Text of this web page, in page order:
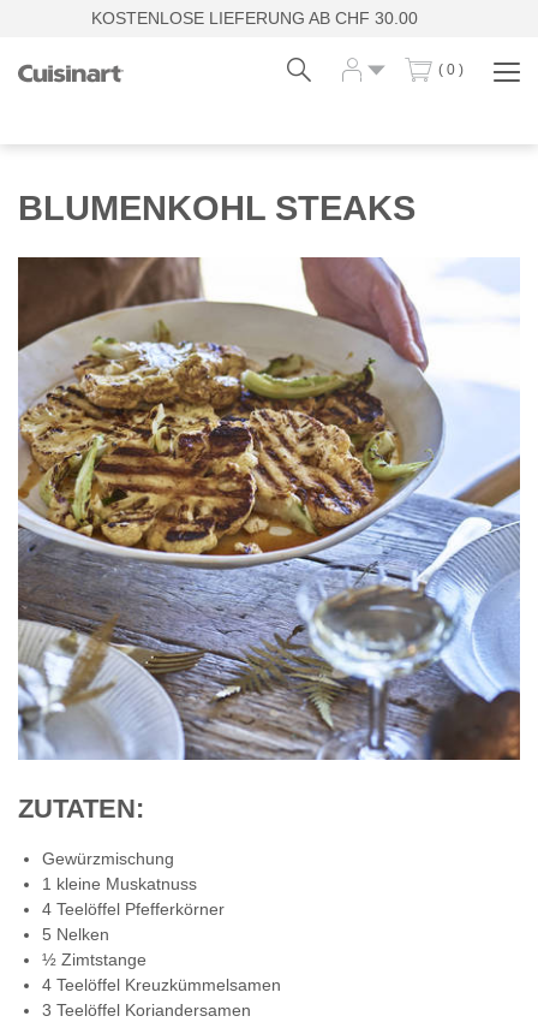
KOSTENLOSE LIEFERUNG AB CHF 30.00
( 0 )
BLUMENKOHL STEAKS
ZUTATEN:
Gewürzmischung
1 kleine Muskatnuss
4 Teelöffel Pfefferkörner
5 Nelken
½ Zimtstange
4 Teelöffel Kreuzkümmelsamen
3 Teelöffel Koriandersamen